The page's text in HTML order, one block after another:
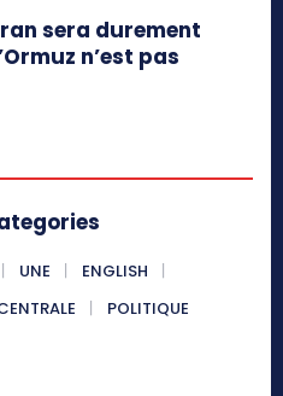
sera durement
n’est pas
UNE
ENGLISH
POLITIQUE